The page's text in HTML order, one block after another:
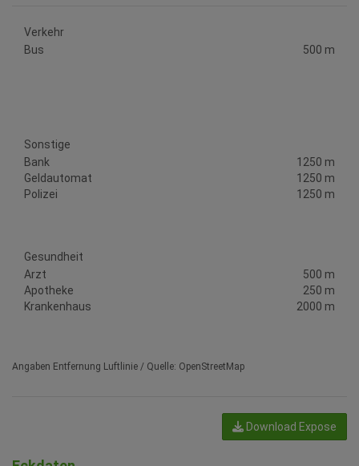
Verkehr
Bus
500 m
Sonstige
Bank
1250 m
Geldautomat
1250 m
Polizei
1250 m
Gesundheit
Arzt
500 m
Apotheke
250 m
Krankenhaus
2000 m
Angaben Entfernung Luftlinie / Quelle: OpenStreetMap
Download Expose